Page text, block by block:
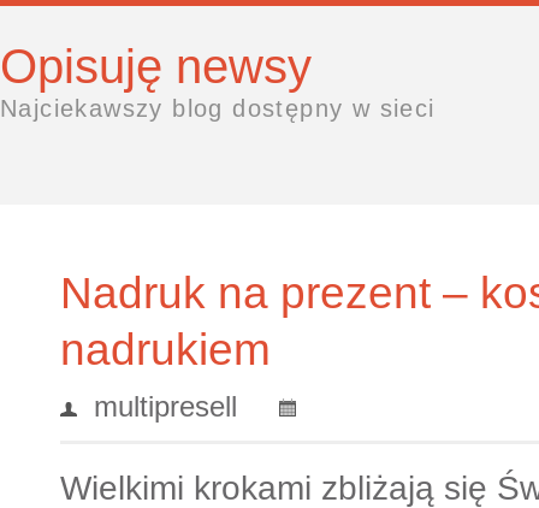
Opisuję newsy
Najciekawszy blog dostępny w sieci
Nadruk na prezent –
nadrukiem
multipresell
Wielkimi krokami zbliżają się